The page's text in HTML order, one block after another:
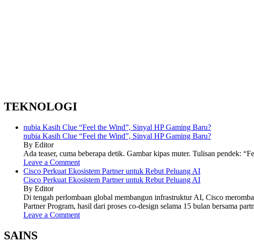
TEKNOLOGI
nubia Kasih Clue “Feel the Wind”, Sinyal HP Gaming Baru?
nubia Kasih Clue “Feel the Wind”, Sinyal HP Gaming Baru?
By Editor
Ada teaser, cuma beberapa detik. Gambar kipas muter. Tulisan pendek:
Leave a Comment
Cisco Perkuat Ekosistem Partner untuk Rebut Peluang AI
Cisco Perkuat Ekosistem Partner untuk Rebut Peluang AI
By Editor
Di tengah perlombaan global membangun infrastruktur AI, Cisco
Partner Program, hasil dari proses co-design selama 15 bulan bersama
Leave a Comment
SAINS